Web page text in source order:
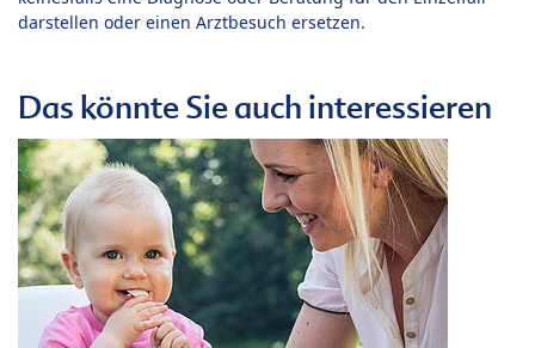
darstellen oder einen Arztbesuch ersetzen.
Das könnte Sie auch interessieren